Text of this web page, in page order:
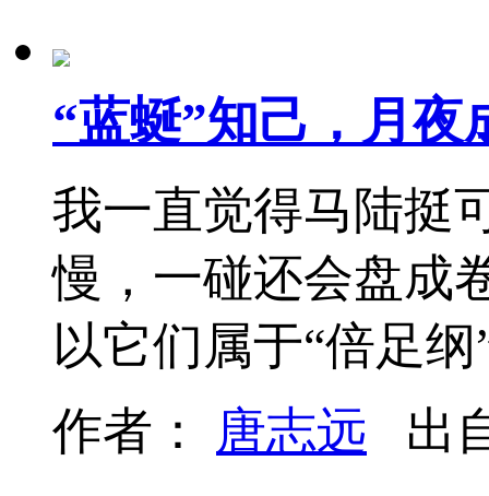
“蓝蜒”知己，月夜
我一直觉得马陆挺
慢，一碰还会盘成
以它们属于“倍足纲
作者： 唐志远 出